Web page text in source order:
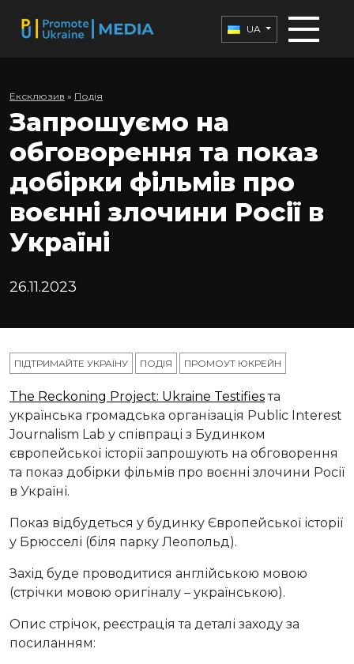
UA
Ексклюзив » Подія
Запрошуємо на
обговорення та показ
добірки фільмів про
воєнні злочини Росії в
Україні
26.11.2023
ПІДТРИМАЙТЕ УКРАЇНУ ПОДІЯ ПРОМОУТ ЮКРЕЙН
The Reckoning Project: Ukraine Testifiesта
українська громадська організація Public Interest
Journalism Lab у співпраці з Будинком
європейської історії запрошують на обговорення
та показ добірки фільмів про воєнні злочини Росії
в Україні.
Показ відбудеться у будинку Європейської історії
у Брюсселі (біля парку Леопольд).
Захід буде проводитися англійською мовою
(стрічки мовою оригіналу – українською).
Опис стрічок, реєстрація та деталі заходу за
посиланням: